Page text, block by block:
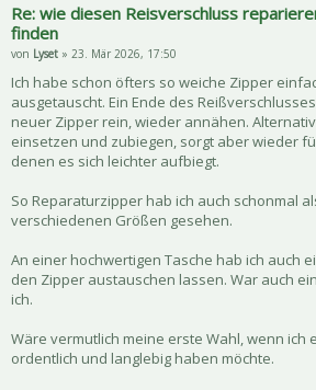
Re: wie diesen Reisverschluss
finden
von Lyset » 23. Mär 2026, 17:50
Ich habe schon öfters so weiche Zipper
ausgetauscht. Ein Ende des
neuer Zipper rein, wieder annähen.
einsetzen und zubiegen, sorgt aber wieder
denen es sich leichter aufbiegt.
So Reparaturzipper hab ich auch schonmal
verschiedenen Größen gesehen.
An einer hochwertigen Tasche hab ich auch
den Zipper austauschen lassen. War auch
ich.
Wäre vermutlich meine erste Wahl, wenn ich
ordentlich und langlebig haben möchte.